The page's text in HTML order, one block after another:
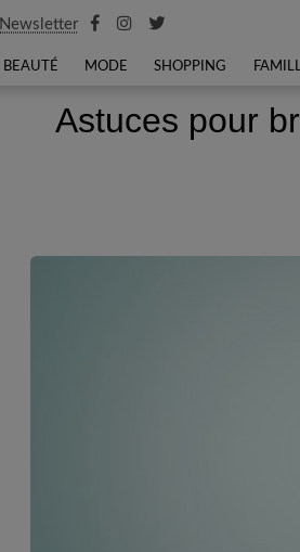
Newsletter
BEAUTÉ MODE SHOPPING
Astuces pour